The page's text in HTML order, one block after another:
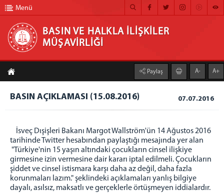
BASIN VE HALKLA İLİŞKİLER MÜŞAVİRLİĞİ
ANA SAYFA
MÜŞAVİRLİĞİMİZ
FOTOĞRAF ARŞİVİ
GÖRÜNTÜLÜ HABER
BÜLTEN
Menü
BASIN VE HALKLA İLİŞKİLER
MÜŞAVİRLİĞİ
Paylaş A- A+
BASIN AÇIKLAMASI (15.08.2016) 07.07.2016
İsveç Dışişleri Bakanı Margot Wallström'ün 14 Ağustos 2016
tarihinde Twitter hesabından paylaştığı mesajında yer alan
"Türkiye'nin 15 yaşın altındaki çocukların cinsel ilişkiye
girmesine izin vermesine dair kararı iptal edilmeli. Çocukların
şiddet ve cinsel istismara karşı daha az değil, daha fazla
korunmaları lazım." şeklindeki açıklamaları yanlış bilgiye
dayalı, asılsız, maksatlı ve gerçeklerle örtüşmeyen iddialardır.